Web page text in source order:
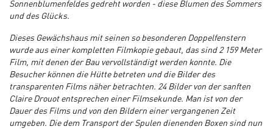
Sonnenblumenfeldes gedreht worden - diese Blumen des Sommers
und des Glücks.
Dieses Gewächshaus mit seinen so besonderen Doppelfenstern
wurde aus einer kompletten Filmkopie gebaut, das sind 2 159 Meter
Film, mit denen der Bau vervollständigt werden konnte. Die
Besucher können die Hütte betreten und die Bilder des
transparenten Films näher betrachten. 24 Bilder von der sanften
Claire Drouot entsprechen einer Filmsekunde. Man ist von der
Dauer des Films und von den Bildern einer vergangenen Zeit
umgeben. Die dem Transport der Spulen dienenden Boxen sind nun